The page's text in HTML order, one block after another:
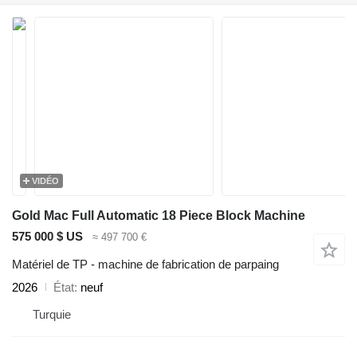
VIDÉO
Gold Mac Full Automatic 18 Piece Block Machine
575 000 $ US
≈ 497 700 €
Matériel de TP - machine de fabrication de parpaing
2026
État neuf
Turquie